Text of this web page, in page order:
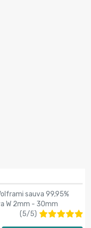
sauva 99,95%
W 2mm - 30mm
(5/5)